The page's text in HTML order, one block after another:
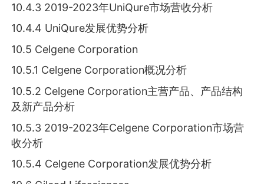
10.4.3 2019-2023年UniQure市场营收分析
10.4.4 UniQure发展优势分析
10.5 Celgene Corporation
10.5.1 Celgene Corporation概况分析
10.5.2 Celgene Corporation主营产品、产品结构
及新产品分析
10.5.3 2019-2023年Celgene Corporation市场营
收分析
10.5.4 Celgene Corporation发展优势分析